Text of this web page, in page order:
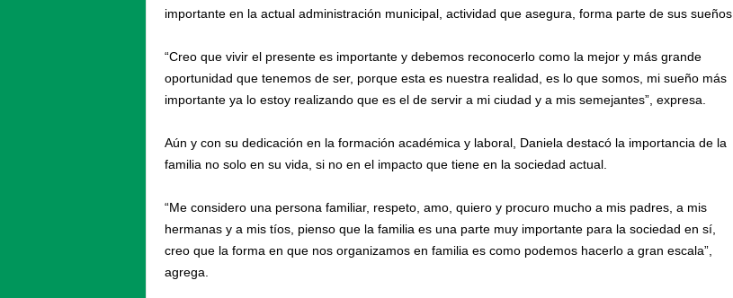
importante en la actual administración municipal, actividad que asegura, forma parte de sus sueños.
“Creo que vivir el presente es importante y debemos reconocerlo como la mejor y más grande
oportunidad que tenemos de ser, porque esta es nuestra realidad, es lo que somos, mi sueño más
importante ya lo estoy realizando que es el de servir a mi ciudad y a mis semejantes”, expresa.
Aún y con su dedicación en la formación académica y laboral, Daniela destacó la importancia de la
familia no solo en su vida, si no en el impacto que tiene en la sociedad actual.
“Me considero una persona familiar, respeto, amo, quiero y procuro mucho a mis padres, a mis
hermanas y a mis tíos, pienso que la familia es una parte muy importante para la sociedad en sí,
creo que la forma en que nos organizamos en familia es como podemos hacerlo a gran escala”,
agrega.